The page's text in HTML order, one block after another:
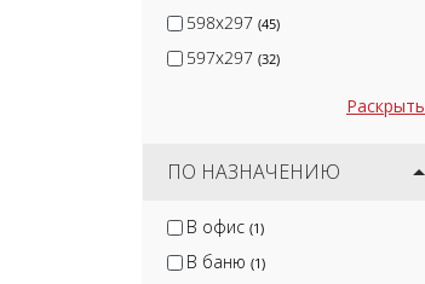
598x297 (45)
597x297 (32)
Раскрыть
ПО НАЗНАЧЕНИЮ
В офис (1)
В баню (1)